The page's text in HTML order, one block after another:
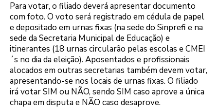
Para votar, o filiado deverá apresentar documento
com foto. O voto será registrado em cédula de papel
e depositado em urnas fixas (na sede do Sinprefi e na
sede da Secretaria Municipal de Educação) e
itinerantes (18 urnas circularão pelas escolas e CMEI
´s no dia da eleição). Aposentados e profissionais
alocados em outras secretarias também devem votar,
apresentando-se nos locais de urnas fixas. O filiado
irá votar SIM ou NÃO, sendo SIM caso aprove a única
chapa em disputa e NÃO caso desaprove.